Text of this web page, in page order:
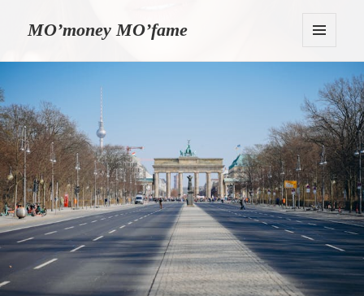
MO’money MO’fame
WIDGETY